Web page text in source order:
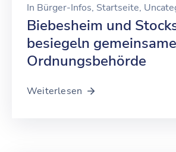
In Bürger-Infos‚ Startseite‚
Biebesheim und
besiegeln gemeinsame
Ordnungsbehörde
Weiterlesen